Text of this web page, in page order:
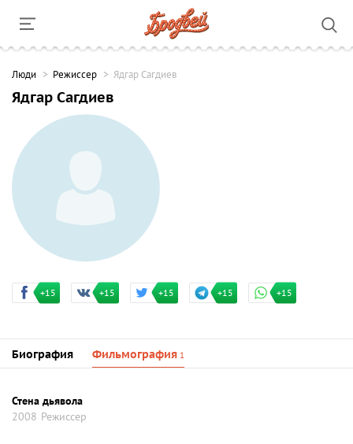
Люди Режиссер Ядгар Сагдиев
Ядгар Сагдиев
+15 +15 +15 +15 +15
Биография Фильмография 1
Стена дьявола
2008 Режиссер